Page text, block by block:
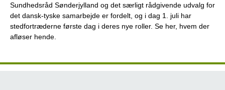
Sundhedsråd Sønderjylland og det særligt rådgivende udvalg for
det dansk-tyske samarbejde er fordelt, og i dag 1. juli har
stedfortræderne første dag i deres nye roller. Se her, hvem der
afløser hende.